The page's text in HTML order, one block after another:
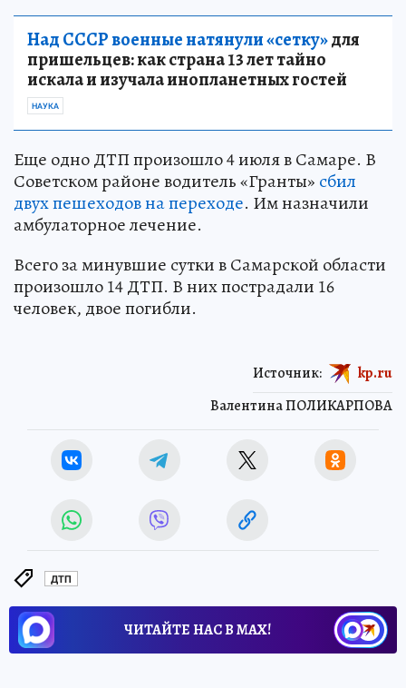
Над СССР военные натянули «сетку»для
пришельцев: как страна 13 лет тайно
искала и изучала инопланетных гостей
НАУКА
Еще одно ДТП произошло 4 июля в Самаре. В
Советском районе водитель «Гранты» сбил
двух пешеходов на переходе. Им назначили
амбулаторное лечение.
Всего за минувшие сутки в Самарской области
произошло 14 ДТП. В них пострадали 16
человек, двое погибли.
Валентина ПОЛИКАРПОВА
Источник: kp.ru
ДТП
ЧИТАЙТЕ НАС В МАХ!